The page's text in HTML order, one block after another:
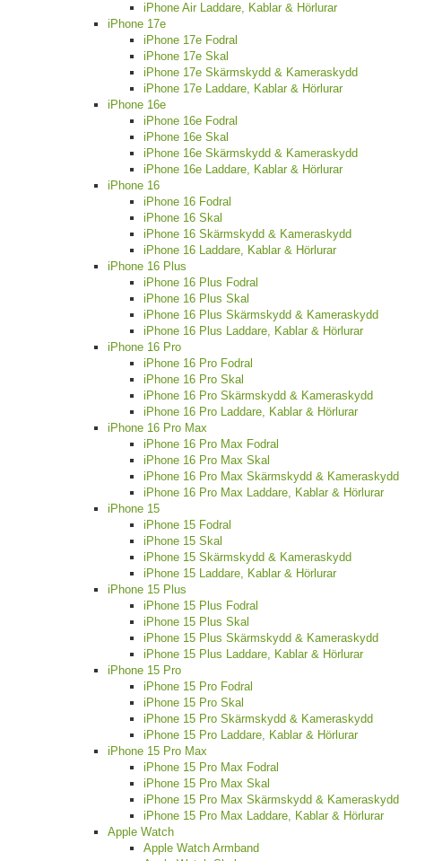
iPhone Air Laddare, Kablar & Hörlurar
iPhone 17e
iPhone 17e Fodral
iPhone 17e Skal
iPhone 17e Skärmskydd & Kameraskydd
iPhone 17e Laddare, Kablar & Hörlurar
iPhone 16e
iPhone 16e Fodral
iPhone 16e Skal
iPhone 16e Skärmskydd & Kameraskydd
iPhone 16e Laddare, Kablar & Hörlurar
iPhone 16
iPhone 16 Fodral
iPhone 16 Skal
iPhone 16 Skärmskydd & Kameraskydd
iPhone 16 Laddare, Kablar & Hörlurar
iPhone 16 Plus
iPhone 16 Plus Fodral
iPhone 16 Plus Skal
iPhone 16 Plus Skärmskydd & Kameraskydd
iPhone 16 Plus Laddare, Kablar & Hörlurar
iPhone 16 Pro
iPhone 16 Pro Fodral
iPhone 16 Pro Skal
iPhone 16 Pro Skärmskydd & Kameraskydd
iPhone 16 Pro Laddare, Kablar & Hörlurar
iPhone 16 Pro Max
iPhone 16 Pro Max Fodral
iPhone 16 Pro Max Skal
iPhone 16 Pro Max Skärmskydd & Kameraskydd
iPhone 16 Pro Max Laddare, Kablar & Hörlurar
iPhone 15
iPhone 15 Fodral
iPhone 15 Skal
iPhone 15 Skärmskydd & Kameraskydd
iPhone 15 Laddare, Kablar & Hörlurar
iPhone 15 Plus
iPhone 15 Plus Fodral
iPhone 15 Plus Skal
iPhone 15 Plus Skärmskydd & Kameraskydd
iPhone 15 Plus Laddare, Kablar & Hörlurar
iPhone 15 Pro
iPhone 15 Pro Fodral
iPhone 15 Pro Skal
iPhone 15 Pro Skärmskydd & Kameraskydd
iPhone 15 Pro Laddare, Kablar & Hörlurar
iPhone 15 Pro Max
iPhone 15 Pro Max Fodral
iPhone 15 Pro Max Skal
iPhone 15 Pro Max Skärmskydd & Kameraskydd
iPhone 15 Pro Max Laddare, Kablar & Hörlurar
Apple Watch
Apple Watch Armband